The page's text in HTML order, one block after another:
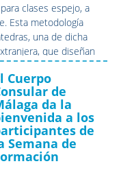
clases espejo, a
Esta metodología
una de dicha
que diseñan
virtual, promoviendo
y estudiantes.
Cuerpo
de
da la
a los
de
Semana de